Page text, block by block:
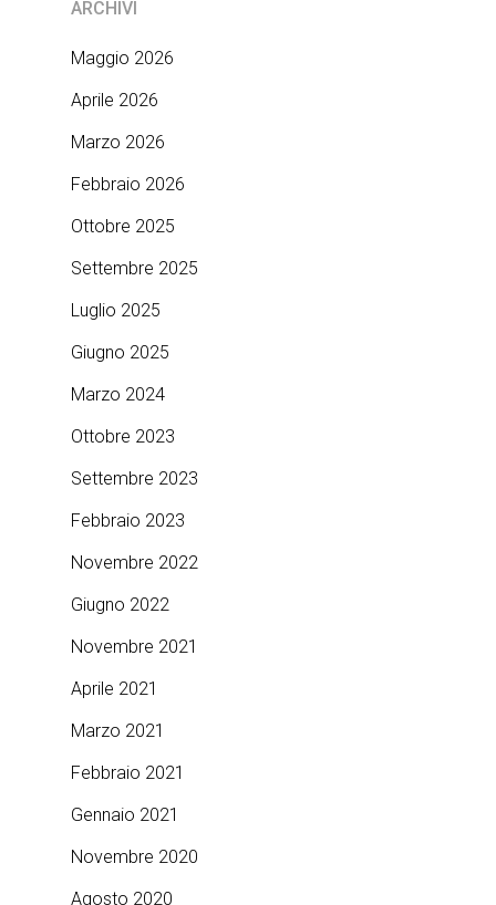
ARCHIVI
Maggio 2026
Aprile 2026
Marzo 2026
Febbraio 2026
Ottobre 2025
Settembre 2025
Luglio 2025
Giugno 2025
Marzo 2024
Ottobre 2023
Settembre 2023
Febbraio 2023
Novembre 2022
Giugno 2022
Novembre 2021
Aprile 2021
Marzo 2021
Febbraio 2021
Gennaio 2021
Novembre 2020
Agosto 2020